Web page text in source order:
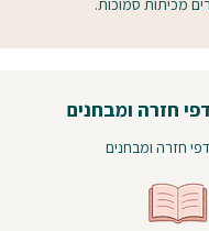
מכיתות סמוכות.
חזרה ומבחנים
דפי חזרה ומבחנים